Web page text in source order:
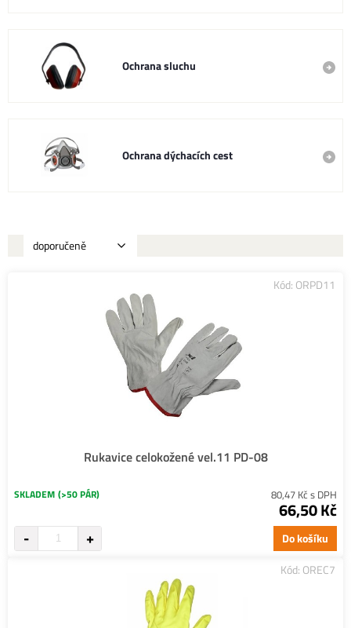
Ochrana sluchu
Ochrana dýchacích cest
Kód: ORPD11
Rukavice celokožené vel.11 PD-08
SKLADEM (>50 PÁR) 80,47 Kč s DPH
66,50 Kč
Do košíku
Kód: OREC7